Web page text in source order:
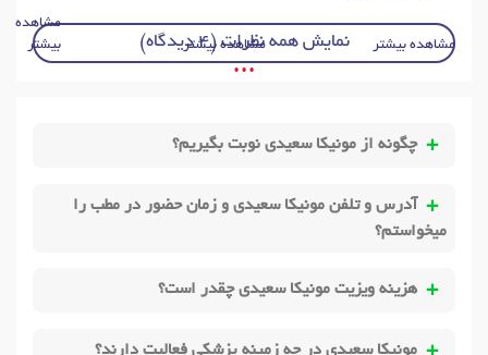
مشاهده بیشتر مشاهده بیشتر
مشاهده
بیشتر
نمایش همه نظرات (4 دیدگاه)
• • •
چگونه از مونیکا سعیدی نوبت بگیریم؟
آدرس و تلفن مونیکا سعیدی و زمان حضور در مطب را
میخواستم؟
هزینه ویزیت مونیکا سعیدی چقدر است؟
مونیکا سعیدی در چه زمینه پزشکی فعالیت دارند؟